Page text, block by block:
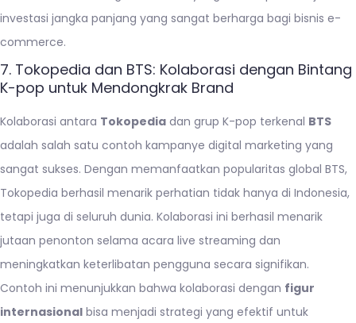
investasi jangka panjang yang sangat berharga bagi bisnis e-
commerce.
7. Tokopedia dan BTS: Kolaborasi dengan Bintang
K-pop untuk Mendongkrak Brand
Kolaborasi antara Tokopedia dan grup K-pop terkenal BTS
adalah salah satu contoh kampanye digital marketing yang
sangat sukses. Dengan memanfaatkan popularitas global BTS,
Tokopedia berhasil menarik perhatian tidak hanya di Indonesia,
tetapi juga di seluruh dunia. Kolaborasi ini berhasil menarik
jutaan penonton selama acara live streaming dan
meningkatkan keterlibatan pengguna secara signifikan.
Contoh ini menunjukkan bahwa kolaborasi dengan figur
internasional bisa menjadi strategi yang efektif untuk